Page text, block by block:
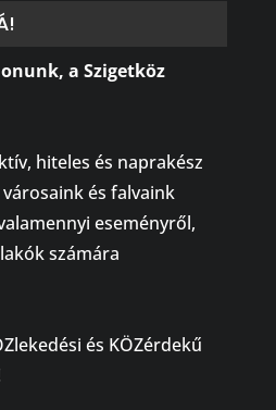
a Szigetköz
hiteles és naprakész
és falvaink
eseményről,
számára
és KÖZérdekű